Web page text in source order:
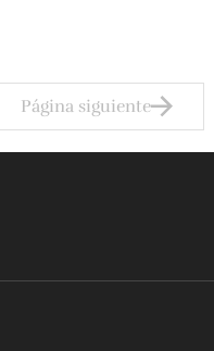
Página siguiente